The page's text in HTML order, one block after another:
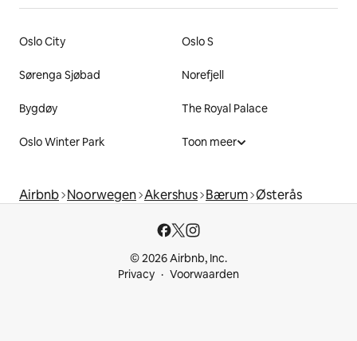
Oslo City Oslo S
Sørenga Sjøbad Norefjell
Bygdøy The Royal Palace
Oslo Winter Park Toon meer
Airbnb Noorwegen Akershus Bærum Østerås
© 2026 Airbnb, Inc.
Privacy
Voorwaarden